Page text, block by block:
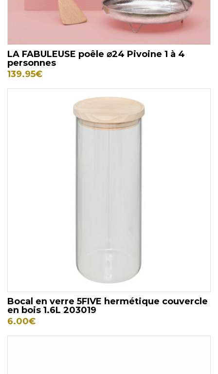
LA FABULEUSE poêle ⌀24 Pivoine 1 à 4
personnes
139.95€
Bocal en verre 5FIVE hermétique couvercle
en bois 1.6L 203019
6.00€